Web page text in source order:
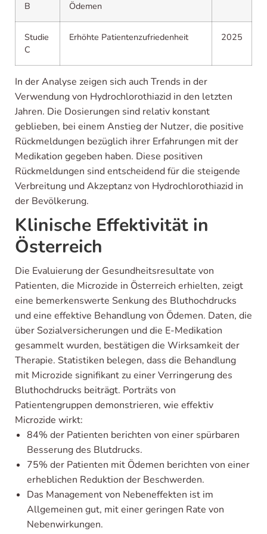
B Ödemen
Studie
C
Erhöhte Patientenzufriedenheit 2025
In der Analyse zeigen sich auch Trends in der
Verwendung von Hydrochlorothiazid in den letzten
Jahren. Die Dosierungen sind relativ konstant
geblieben, bei einem Anstieg der Nutzer, die positive
Rückmeldungen bezüglich ihrer Erfahrungen mit der
Medikation gegeben haben. Diese positiven
Rückmeldungen sind entscheidend für die steigende
Verbreitung und Akzeptanz von Hydrochlorothiazid in
der Bevölkerung.
Klinische Effektivität in
Österreich
Die Evaluierung der Gesundheitsresultate von
Patienten, die Microzide in Österreich erhielten, zeigt
eine bemerkenswerte Senkung des Bluthochdrucks
und eine effektive Behandlung von Ödemen. Daten, die
über Sozialversicherungen und die E-Medikation
gesammelt wurden, bestätigen die Wirksamkeit der
Therapie. Statistiken belegen, dass die Behandlung
mit Microzide signifikant zu einer Verringerung des
Bluthochdrucks beiträgt. Porträts von
Patientengruppen demonstrieren, wie effektiv
Microzide wirkt:
84% der Patienten berichten von einer spürbaren
Besserung des Blutdrucks.
75% der Patienten mit Ödemen berichten von einer
erheblichen Reduktion der Beschwerden.
Das Management von Nebeneffekten ist im
Allgemeinen gut, mit einer geringen Rate von
Nebenwirkungen.